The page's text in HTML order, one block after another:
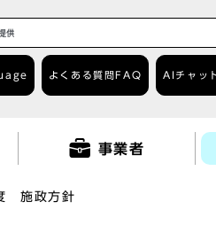
よくある質問 FAQ AIチャッ
事業者
施政方針